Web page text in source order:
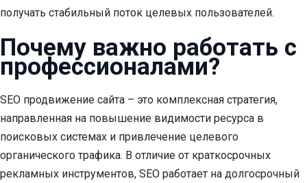
получать стабильный поток целевых пользователей.
Почему важно работать с
профессионалами?
SEO продвижение сайта – это комплексная стратегия,
направленная на повышение видимости ресурса в
поисковых системах и привлечение целевого
органического трафика. В отличие от краткосрочных
рекламных инструментов, SEO работает на долгосрочный